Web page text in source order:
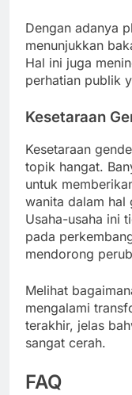
Dengan adanya
menunjukkan
Hal ini juga
perhatian publik
Kesetaraan
Kesetaraan
topik hangat.
untuk
wanita dalam hal
Usaha-usaha ini
pada
mendorong
Melihat
mengalami
terakhir, jelas
sangat cerah.
FAQ